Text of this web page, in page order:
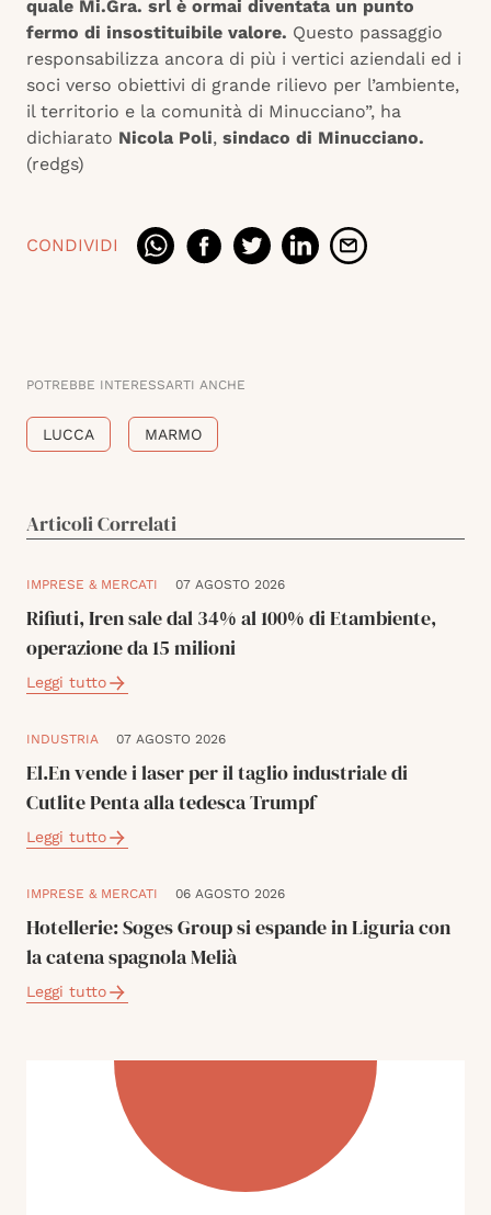
quale Mi.Gra. srl è ormai diventata un punto
fermo di insostituibile valore. Questo passaggio
responsabilizza ancora di più i vertici aziendali ed i
soci verso obiettivi di grande rilievo per l’ambiente,
il territorio e la comunità di Minucciano”, ha
dichiarato Nicola Poli, sindaco di Minucciano.
(redgs)
CONDIVIDI
POTREBBE INTERESSARTI ANCHE
LUCCA MARMO
Articoli Correlati
IMPRESE & MERCATI 07 AGOSTO 2026
Rifiuti, Iren sale dal 34% al 100% di Etambiente,
operazione da 15 milioni
Leggi tutto
INDUSTRIA 07 AGOSTO 2026
El.En vende i laser per il taglio industriale di
Cutlite Penta alla tedesca Trumpf
Leggi tutto
IMPRESE & MERCATI 06 AGOSTO 2026
Hotellerie: Soges Group si espande in Liguria con
la catena spagnola Melià
Leggi tutto